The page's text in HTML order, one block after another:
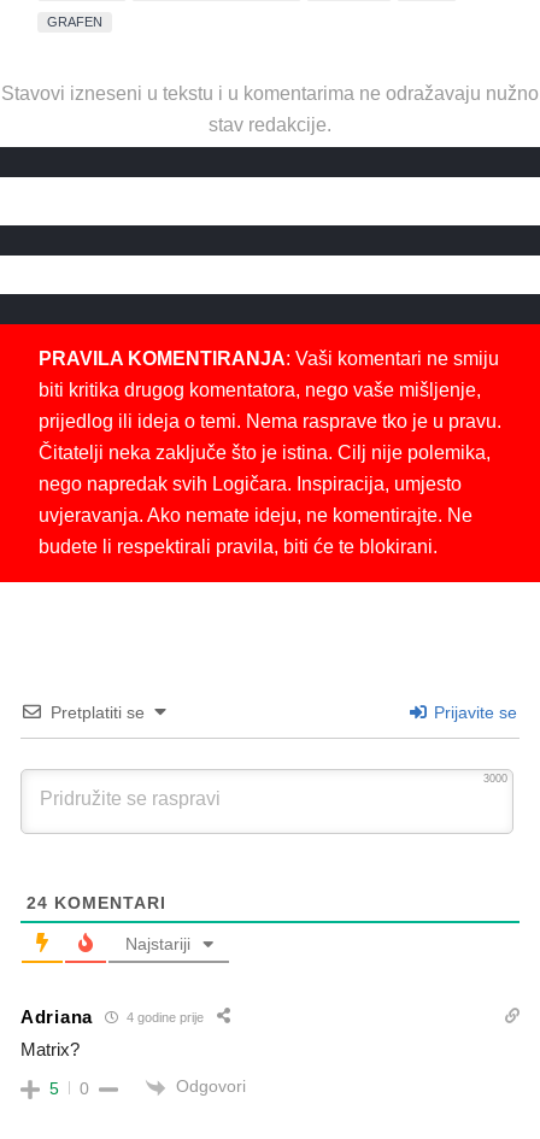
GRAFEN
Stavovi izneseni u tekstu i u komentarima ne odražavaju nužno
stav redakcije.
PRAVILA KOMENTIRANJA: Vaši komentari ne smiju
biti kritika drugog komentatora, nego vaše mišljenje,
prijedlog ili ideja o temi. Nema rasprave tko je u pravu.
Čitatelji neka zaključe što je istina. Cilj nije polemika,
nego napredak svih Logičara. Inspiracija, umjesto
uvjeravanja. Ako nemate ideju, ne komentirajte. Ne
budete li respektirali pravila, biti će te blokirani.
Pretplatiti se Prijavite se
3000
24 KOMENTARI
Najstariji
Adriana 4 godine prije
Matrix?
5 0 Odgovori